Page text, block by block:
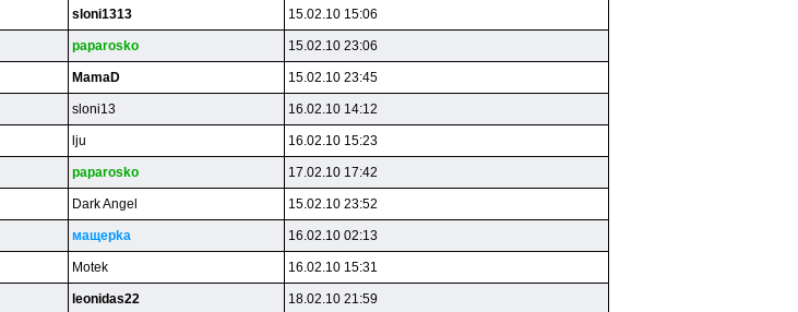
sloni1313 15.02.10 15:06
paparosko 15.02.10 23:06
MamaD 15.02.10 23:45
sloni13 16.02.10 14:12
lju 16.02.10 15:23
paparosko 17.02.10 17:42
Dark Angel 15.02.10 23:52
мaщepka 16.02.10 02:13
Motek 16.02.10 15:31
leonidas22 18.02.10 21:59